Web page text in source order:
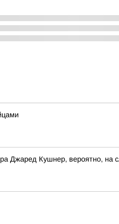
Джаред Кушнер, вероятно, на